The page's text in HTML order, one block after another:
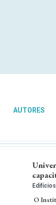
AUTORES
O